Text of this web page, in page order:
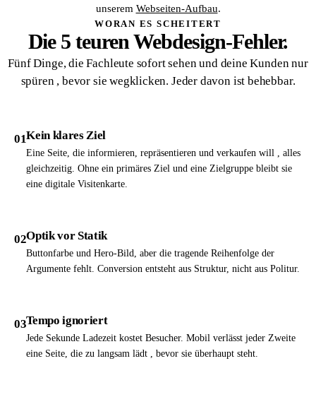
unserem Webseiten-Aufbau.
WORAN ES SCHEITERT
Die 5 teuren Webdesign-Fehler.
Fünf Dinge, die Fachleute sofort sehen und deine Kunden nur
spüren , bevor sie wegklicken. Jeder davon ist behebbar.
01Kein klares Ziel
Eine Seite, die informieren, repräsentieren und verkaufen will , alles
gleichzeitig. Ohne ein primäres Ziel und eine Zielgruppe bleibt sie
eine digitale Visitenkarte.
02Optik vor Statik
Buttonfarbe und Hero-Bild, aber die tragende Reihenfolge der
Argumente fehlt. Conversion entsteht aus Struktur, nicht aus Politur.
03Tempo ignoriert
Jede Sekunde Ladezeit kostet Besucher. Mobil verlässt jeder Zweite
eine Seite, die zu langsam lädt , bevor sie überhaupt steht.